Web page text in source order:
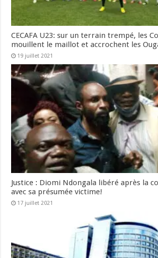
CECAFA U23: sur un terrain trempé, les
mouillent le maillot et accrochent les
19 juillet 2021
Justice : Diomi Ndongala libéré après la
avec sa présumée victime!
17 juillet 2021